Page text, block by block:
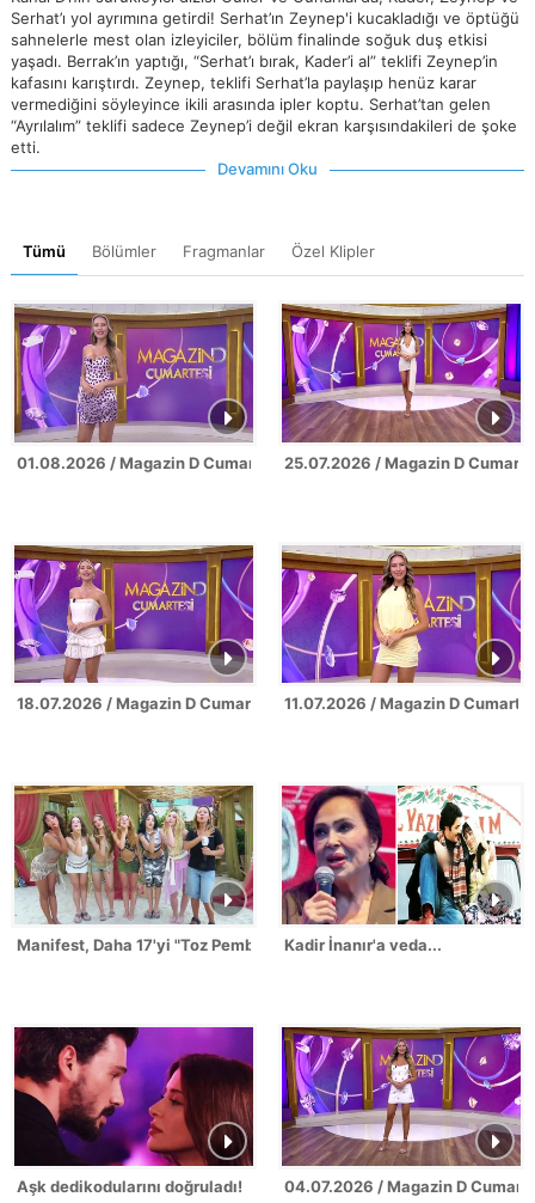
Serhat’ı yol ayrımına getirdi! Serhat’ın Zeynep'i kucakladığı ve öptüğü
sahnelerle mest olan izleyiciler, bölüm finalinde soğuk duş etkisi
yaşadı. Berrak’ın yaptığı, “Serhat’ı bırak, Kader’i al” teklifi Zeynep’in
kafasını karıştırdı. Zeynep, teklifi Serhat’la paylaşıp henüz karar
vermediğini söyleyince ikili arasında ipler koptu. Serhat’tan gelen
“Ayrılalım” teklifi sadece Zeynep’i değil ekran karşısındakileri de şoke
etti.
Devamını Oku
Tümü Bölümler Fragmanlar Özel Klipler
01.08.2026 / Magazin D Cumartesi 25.07.2026 / Magazin D
18.07.2026 / Magazin D Cumartesi 11.07.2026 / Magazin D
Manifest, Daha 17'yi "Toz Pembe"ye boyadı!Kadir İnanır'a veda...
Aşk dedikodularını doğruladı! 04.07.2026 / Magazin D